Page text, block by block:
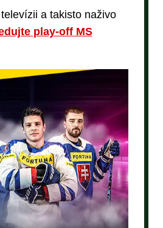
a takisto naživo
play-off MS